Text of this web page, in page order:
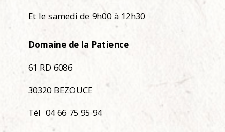
Et le samedi de 9h00 à 12h30
Domaine de la Patience
61 RD 6086
30320 BEZOUCE
Tél 04 66 75 95 94